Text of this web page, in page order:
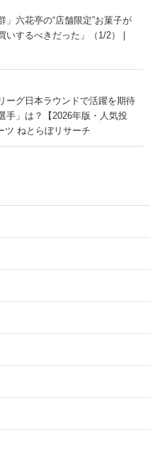
」六花亭の“店舗限定”お菓子が
するべきだった」（1/2） |
ーグ日本ラウンドで活躍を期待
手」は？【2026年版・人気投
ツ ねとらぼリサーチ